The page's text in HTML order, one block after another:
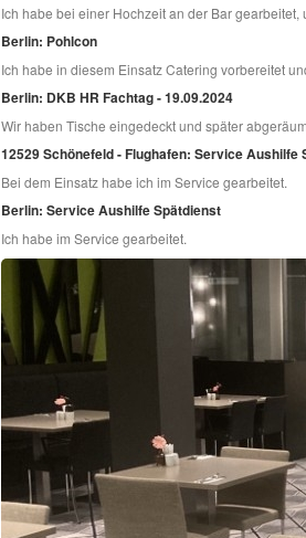
Ich habe bei einer Hochzeit an der Bar gearbeitet,
Berlin: Pohlcon
Ich habe in diesem Einsatz Catering vorbereitet
Berlin: DKB HR Fachtag - 19.09.2024
Wir haben Tische eingedeckt und später
12529 Schönefeld - Flughafen: Service Aushilfe
Bei dem Einsatz habe ich im Service gearbeitet.
Berlin: Service Aushilfe Spätdienst
Ich habe im Service gearbeitet.